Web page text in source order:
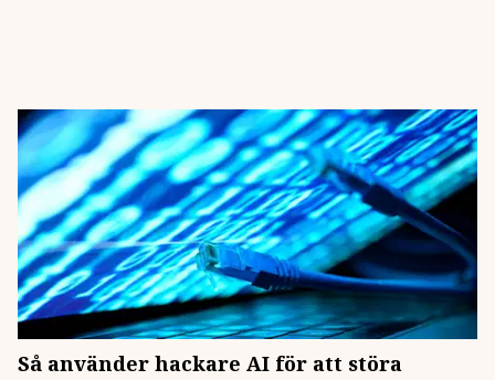
Så använder hackare AI för att störa